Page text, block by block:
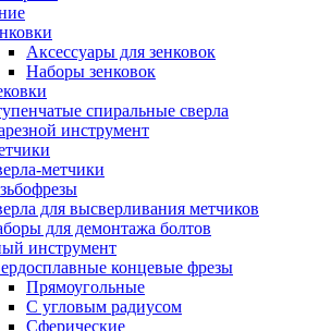
Аксессуары для зенковок
Наборы зенковок
спиральные сверла
инструмент
метчики
для высверливания метчиков
для демонтажа болтов
инструмент
концевые фрезы
Прямоугольные
С угловым радиусом
Сферические